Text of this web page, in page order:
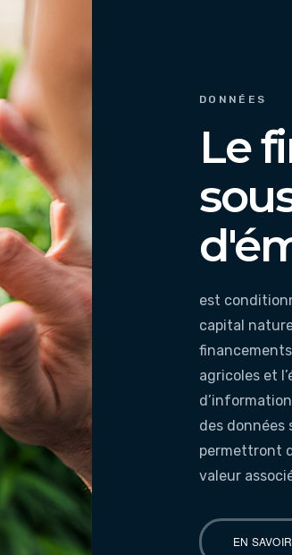
DONNÉES
Le
est
capital
agricoles et
des données
permettront
valeur
EN